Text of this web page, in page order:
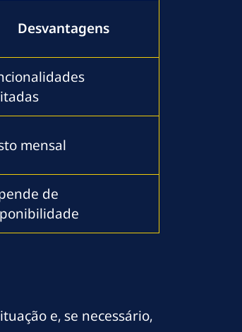
Desvantagens
mensal
de
e, se necessário,